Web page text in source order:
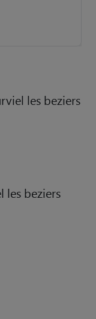
les beziers
les beziers